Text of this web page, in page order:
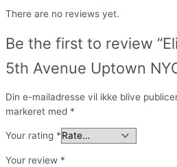
There are no reviews yet.
Be the first to review
5th Avenue Uptown
Din e-mailadresse vil ikke blive
markeret med *
Your rating *
Your review *